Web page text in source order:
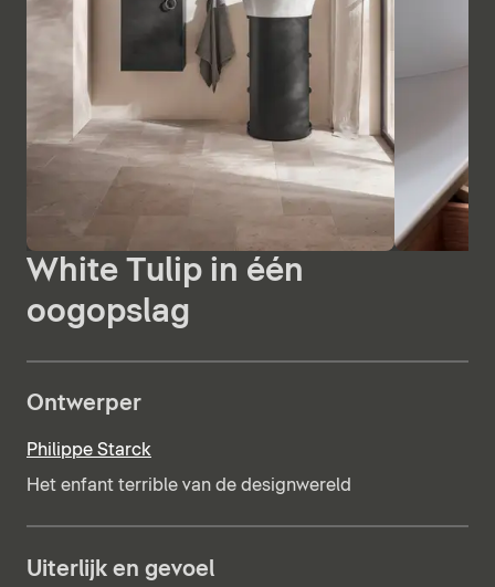
White Tulip in één
oogopslag
Ontwerper
Philippe Starck
Het enfant terrible van de designwereld
Uiterlijk en gevoel